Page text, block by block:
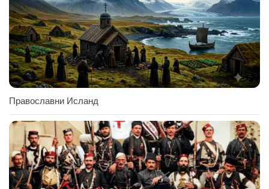
Православни Исланд